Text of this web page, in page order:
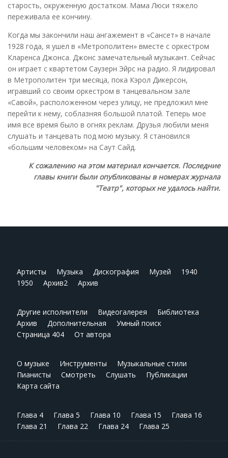
старость, окруженную достатком. Мама Люси тяжело
переживала ее кончину.
Когда мы закончили наш ангажемент в «Сансет» в начале
1928 года, я ушел в «Метрополитен» вместе с оркестром
Кларенса Джонса. Джонс замечательный музыкант. Сейчас
он играет с квартетом Саузерн Эйрс на радио. Я лидировал
в Метрополитен три месяца, пока Кэрол Дикерсон,
игравший со своим оркестром в танцевальном зале
«Савой», расположенном через улицу, не предложил мне
перейти к нему, соблазняя большой платой. Теперь мое
имя все время было в огнях реклам. Друзья любили меня
слушать и танцевать под мою музыку. Я становился
«большим человеком» на Саут Сайд.
К сожалению на этом материал кончается. Последние
главы книги были опубликованы в номерах журнала
"Театр", которых не удалось найти.
Артисты Музыка Дискография Музей
1940
1950
Архив2 Архив
Другие исполнители Видеогалерея
Библиотека
Архив
Дополнительная
Умный поиск
Страница 404
От автора
О музыке Инструменты
Музыкальные стили
Пианисты
Смотреть Слушать
Публикации
Карта сайта
Глава 4 Глава 5 Глава 10 Глава 15
Глава 16
Глава 21
Глава 22 Глава 24 Глава 25